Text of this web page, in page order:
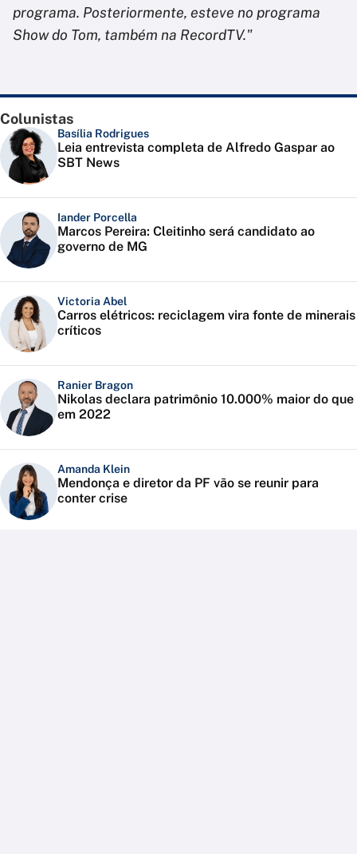
programa. Posteriormente, esteve no programa
Show do Tom, também na RecordTV."
Colunistas
Basília Rodrigues
Leia entrevista completa de Alfredo Gaspar ao
SBT News
Iander Porcella
Marcos Pereira: Cleitinho será candidato ao
governo de MG
Victoria Abel
Carros elétricos: reciclagem vira fonte de minerais
críticos
Ranier Bragon
Nikolas declara patrimônio 10.000% maior do que
em 2022
Amanda Klein
Mendonça e diretor da PF vão se reunir para
conter crise